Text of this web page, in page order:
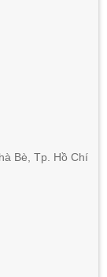
Bè, Tp. Hồ Chí